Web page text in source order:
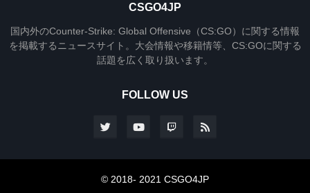
CSGO4JP
国内外のCounter-Strike: Global Offensive（CS:GO）に関する情報
を掲載するニュースサイト。大会情報や移籍情等、CS:GOに関する
話題を広く取り扱います。
FOLLOW US
© 2018- 2021 CSGO4JP